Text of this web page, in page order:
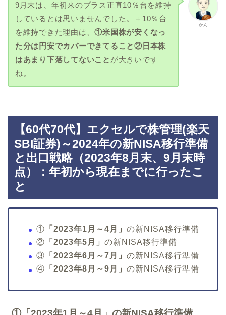
かん
9月末は、年初来のプラス正直10％台を維持
しているとは思いませんでした。＋10％台
を維持できた理由は、①米国株が安くなっ
た分は円安でカバーできてること②日本株
はあまり下落してないこと が大きいです
ね。
【60代70代】エクセルで株管理(楽天
SBI証券)～2024年の新NISA移行準備
と出口戦略（2023年8月末、9月末時
点）：年初から現在までに行ったこ
と
① 「2023年1月～4月」 の新NISA移行準備
② 「2023年5月」 の新NISA移行準備
③ 「2023年6月～7月」 の新NISA移行準備
④ 「2023年8月～9月」 の新NISA移行準備